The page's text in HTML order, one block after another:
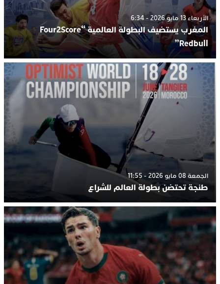
الأربعاء 13 مايو 2026 - 6:34
المغرب يستضيف البطولة العالمية “Four2Score
Redbull”
الجمعة 08 مايو 2026 - 11:55
طنجة تحتضن بطولة العالم للشراع